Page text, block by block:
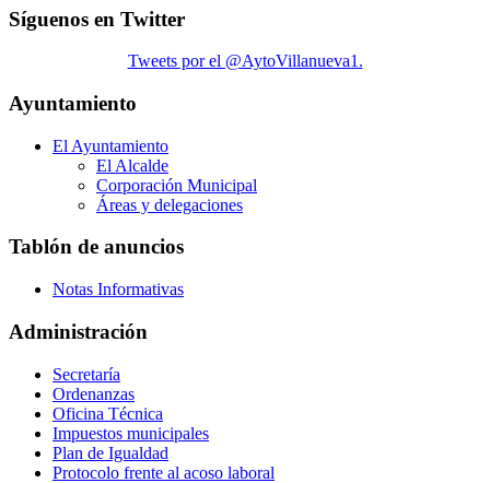
Síguenos en Twitter
Tweets por el @AytoVillanueva1.
Ayuntamiento
El Ayuntamiento
El Alcalde
Corporación Municipal
Áreas y delegaciones
Tablón de anuncios
Notas Informativas
Administración
Secretaría
Ordenanzas
Oficina Técnica
Impuestos municipales
Plan de Igualdad
Protocolo frente al acoso laboral